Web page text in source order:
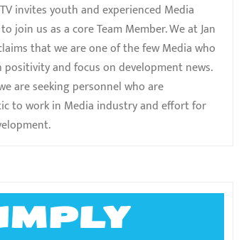
invites youth and experienced Media
join us as a core Team Member. We at Jan
that we are one of the few Media who
and focus on development news.
are seeking personnel who are
to work in Media industry and effort for